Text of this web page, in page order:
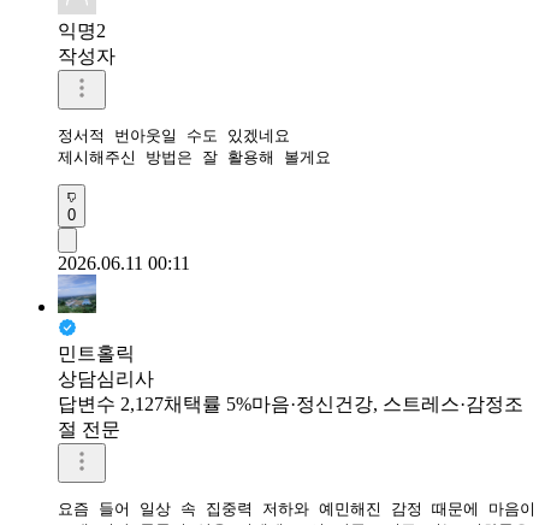
익명2
작성자
정서적 번아웃일 수도 있겠네요
제시해주신 방법은 잘 활용해 볼게요
0
2026.06.11 00:11
민트홀릭
상담심리사
답변수 2,127채택률 5%마음·정신건강, 스트레스·감정조
절 전문
요즘 들어 일상 속 집중력 저하와 예민해진 감정 때문에 마음